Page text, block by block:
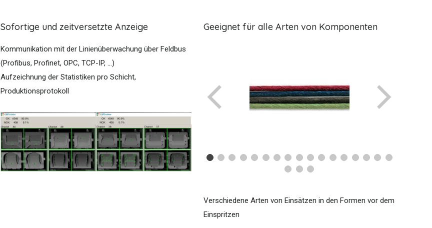
Sofortige und zeitversetzte Anzeige
Kommunikation mit der Linienüberwachung über Feldbus
(Profibus, Profinet, OPC, TCP-IP, ...)
Aufzeichnung der Statistiken pro Schicht,
Produktionsprotokoll
Geeignet für alle Arten von Komponenten
Verschiedene Arten von Einsätzen in den Formen vor dem
Einspritzen